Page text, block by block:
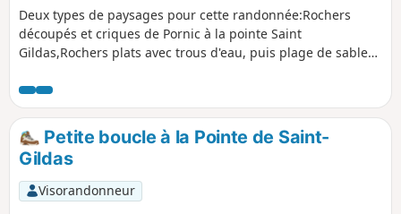
Deux types de paysages pour cette randonnée:Rochers
découpés et criques de Pornic à la pointe Saint
Gildas,Rochers plats avec trous d'eau, puis plage de sable
s'effectue en bus. Pour les bons marcheurs, la randonnée
peut se faire en 1 journée. Elle peut aussi être découpée en
2, avec une nuit à l'hôtel à la pointe Saint Gildas.
Petite boucle à la Pointe de Saint-
Gildas
Visorandonneur